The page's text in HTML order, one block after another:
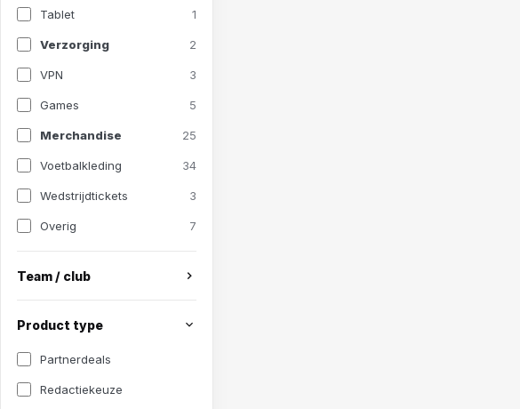
Tablet 1
Verzorging 2
VPN 3
Games 5
Merchandise 25
Voetbalkleding 34
Wedstrijdtickets 3
Overig 7
Team / club
Product type
Partnerdeals
Redactiekeuze